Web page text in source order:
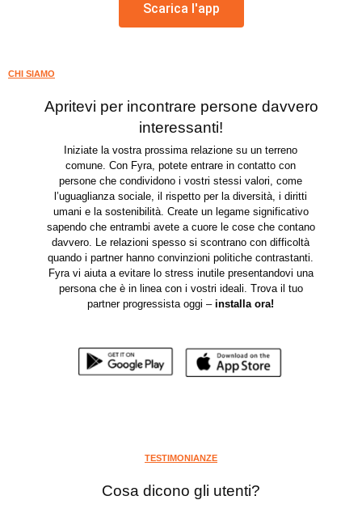
Scarica l'app
CHI SIAMO
Apritevi per incontrare persone davvero
interessanti!
Iniziate la vostra prossima relazione su un terreno
comune. Con Fyra, potete entrare in contatto con
persone che condividono i vostri stessi valori, come
l’uguaglianza sociale, il rispetto per la diversità, i diritti
umani e la sostenibilità. Create un legame significativo
sapendo che entrambi avete a cuore le cose che contano
davvero. Le relazioni spesso si scontrano con difficoltà
quando i partner hanno convinzioni politiche contrastanti.
Fyra vi aiuta a evitare lo stress inutile presentandovi una
persona che è in linea con i vostri ideali. Trova il tuo
partner progressista oggi –installa ora!
TESTIMONIANZE
Cosa dicono gli utenti?